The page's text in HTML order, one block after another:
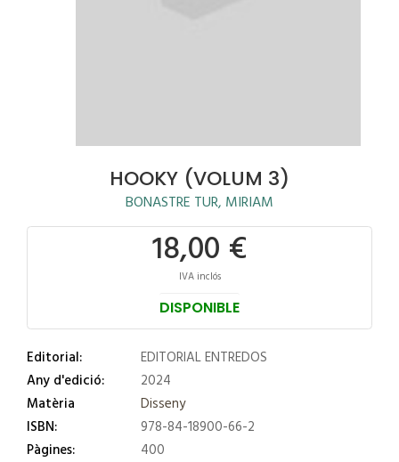
HOOKY (VOLUM 3)
BONASTRE TUR, MIRIAM
18,00 €
IVA inclós
DISPONIBLE
Editorial:
EDITORIAL ENTREDOS
Any d'edició:
2024
Matèria
Disseny
ISBN:
978-84-18900-66-2
Pàgines:
400